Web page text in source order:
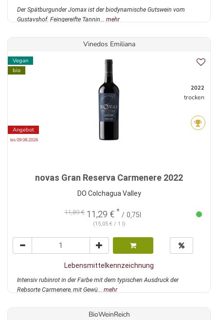
Der Spätburgunder Jomax ist der biodynamische Gutswein vom
Gustavshof. Feingereifte Tannin... mehr
Vinedos Emiliana
Vegan
bio
Angebot
bis 09.08.2026
2022
trocken
novas Gran Reserva Carmenere 2022
DO Colchagua Valley
11,89 € 11,29 € * / 0,75l
(15,05 € / 1 l)
Lebensmittelkennzeichnung
Intensiv rubinrot in der Farbe mit dem typischen Ausdruck der
Rebsorte Carmenere, mit Gewü... mehr
BioWeinReich